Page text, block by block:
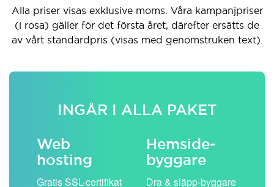
Alla priser visas exklusive moms. Våra kampanjpriser
(i rosa) gäller för det första året, därefter ersätts de
av vårt standardpris (visas med genomstruken text).
INGÅR I ALLA PAKET
Web
hosting
Gratis SSL-certifikat
Hemside­
byggare
Dra & släpp-byggare